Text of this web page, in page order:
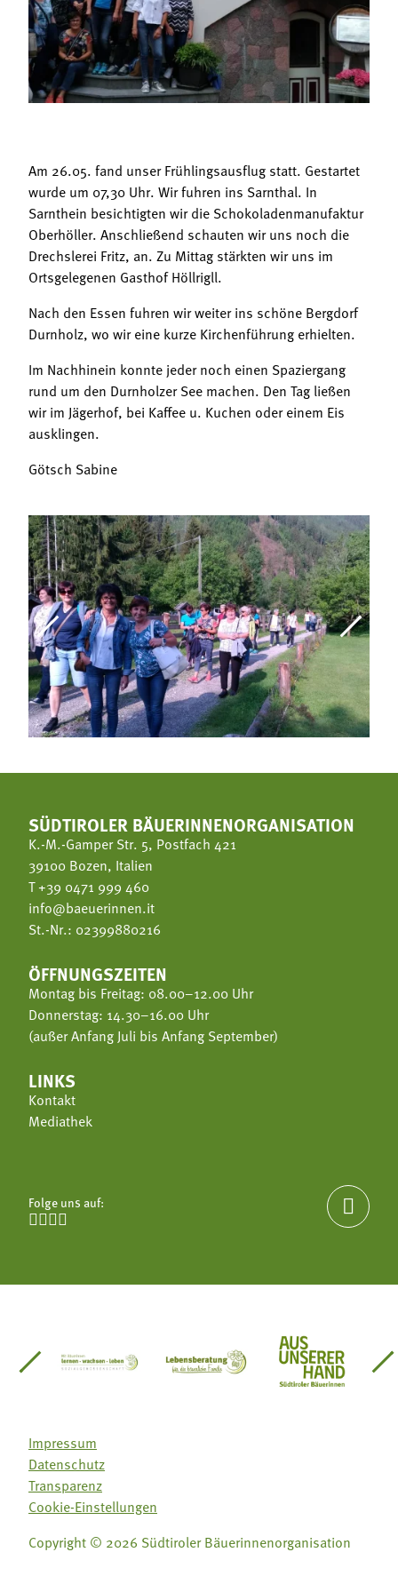
Mitgliedschaft
Landessekretariat
Bäuerliche Buffets
Hofgeschichten
Am 26.05. fand unser Frühlingsausflug statt. Gestartet
wurde um 07,30 Uhr. Wir fuhren ins Sarnthal. In
Sarnthein besichtigten wir die Schokoladenmanufaktur
Oberhöller. Anschließend schauten wir uns noch die
Drechslerei Fritz, an. Zu Mittag stärkten wir uns im
Ortsgelegenen Gasthof Höllrigll.
Nach den Essen fuhren wir weiter ins schöne Bergdorf
Durnholz, wo wir eine kurze Kirchenführung erhielten.
Im Nachhinein konnte jeder noch einen Spaziergang
rund um den Durnholzer See machen. Den Tag ließen
wir im Jägerhof, bei Kaffee u. Kuchen oder einem Eis
ausklingen.
Götsch Sabine
SÜDTIROLER BÄUERINNENORGANISATION
K.-M.-Gamper Str. 5, Postfach 421
39100 Bozen, Italien
T+39 0471 999 460
info@baeuerinnen.it
St.-Nr.: 02399880216
ÖFFNUNGSZEITEN
Montag bis Freitag: 08.00–12.00 Uhr
Donnerstag: 14.30–16.00 Uhr
(außer Anfang Juli bis Anfang September)
LINKS
Kontakt
Mediathek
Folge uns auf:


Südtirol
Gärtnervereinigung
Sozialgenossenschaft Mit Bäuerinnen lernen -
Lebensberatung für dieAus unserer
Impressum
Datenschutz
Transparenz
Cookie-Einstellungen
Copyright © 2026 Südtiroler Bäuerinnenorganisation